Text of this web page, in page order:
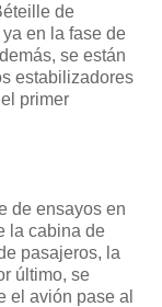
de
en la fase de
se están
estabilizadores
primer
de ensayos en
la cabina de
pasajeros, la
último, se
el avión pase al